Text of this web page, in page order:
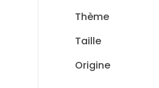
Thème
Taille
Origine